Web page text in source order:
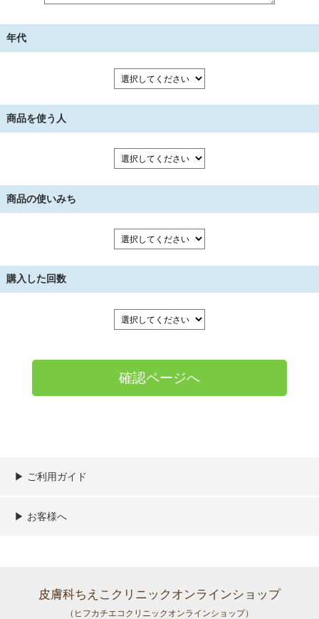
年代
商品を使う人
商品の使いみち
購入した回数
▶︎ ご利用ガイド
ご利用ガイド
決済／配送／送料について
取り扱い商品一覧
顧客情報の取扱について
特定商取引法の表記
▶︎ お客様へ
皮膚科ちえこクリニックオンラインショップ
（ヒフカチエコクリニックオンラインショップ）